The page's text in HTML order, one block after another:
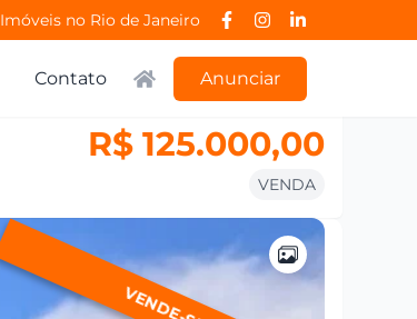
Imóveis no Rio de Janeiro
Contato Anunciar
R$ 125.000,00
VENDA